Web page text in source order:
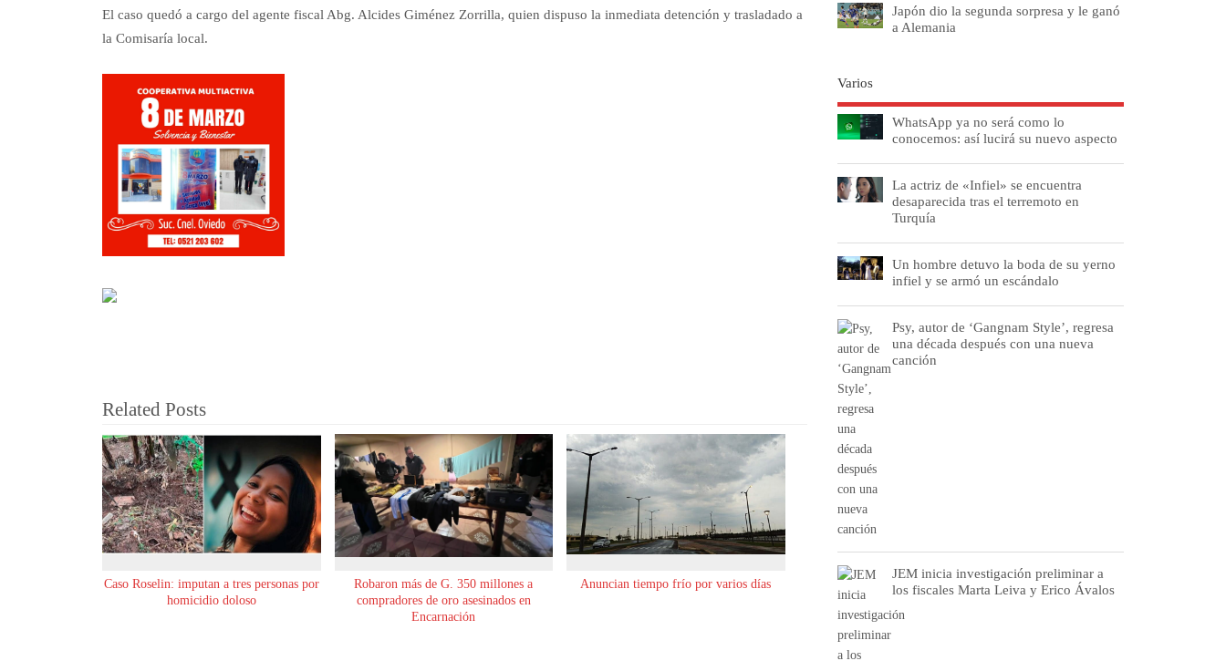
El caso quedó a cargo del agente fiscal Abg. Alcides Giménez Zorrilla, quien dispuso la inmediata detención y trasladado a
la Comisaría local.
Related Posts
Caso Roselin: imputan a tres personas por
homicidio doloso
Robaron más de G. 350 millones a
compradores de oro asesinados en
Encarnación
Anuncian tiempo frío por varios días
Japón dio la segunda sorpresa y le ganó
a Alemania
Varios
WhatsApp ya no será como lo
conocemos: así lucirá su nuevo aspecto
La actriz de «Infiel» se encuentra
desaparecida tras el terremoto en
Turquía
Un hombre detuvo la boda de su yerno
infiel y se armó un escándalo
Psy, autor de ‘Gangnam Style’, regresa
una década después con una nueva
canción
JEM inicia investigación preliminar a
los fiscales Marta Leiva y Erico Ávalos